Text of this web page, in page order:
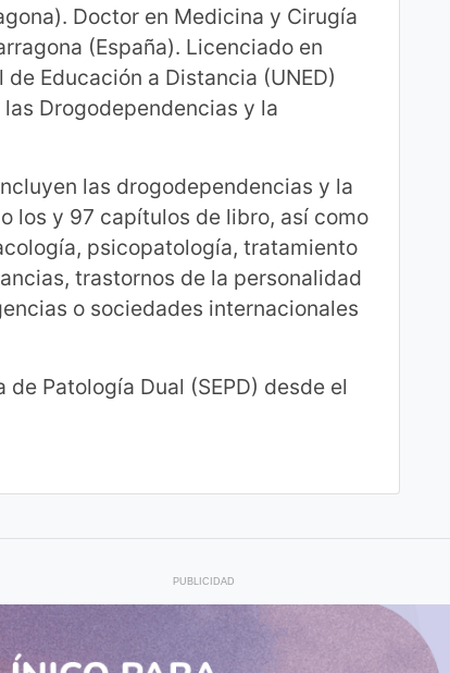
Doctor en Medicina y Cirugía
(España). Licenciado en
Educación a Distancia (UNED)
Drogodependencias y la
las drogodependencias y la
los y 97 capítulos de libro, así como
psicopatología, tratamiento
trastornos de la personalidad
o sociedades internacionales
Patología Dual (SEPD) desde el
PUBLICIDAD